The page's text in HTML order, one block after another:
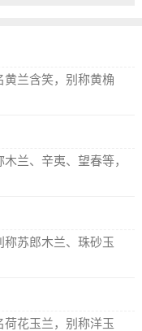
兰含笑，别称黄桷
兰、辛夷、望春等，
称苏郎木兰、珠砂玉
花玉兰，别称洋玉